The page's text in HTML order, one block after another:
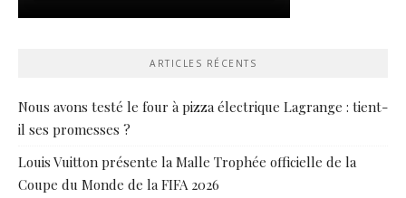
ARTICLES RÉCENTS
Nous avons testé le four à pizza électrique Lagrange : tient-
il ses promesses ?
Louis Vuitton présente la Malle Trophée officielle de la
Coupe du Monde de la FIFA 2026